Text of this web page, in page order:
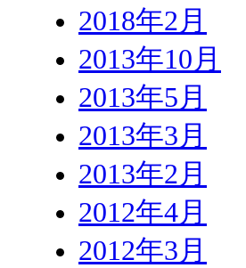
2018年2月
2013年10月
2013年5月
2013年3月
2013年2月
2012年4月
2012年3月